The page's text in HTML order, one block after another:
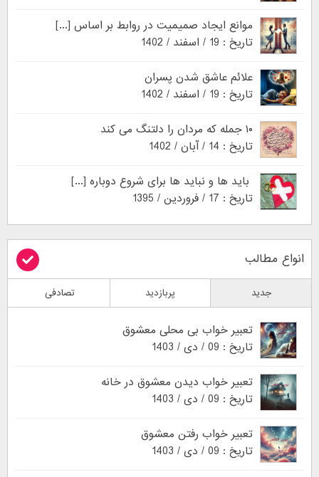
موانع ایجاد صمیمیت در روابط بر اساس [...]
تاریخ : 19 / اسفند / 1402
علائم عاشق شدن پسران
تاریخ : 19 / اسفند / 1402
۱۰ جمله که مردان را دلتنگ می کند
تاریخ : 14 / آبان / 1402
باید ها و نباید ها برای شروع دوباره [...]
تاریخ : 17 / فروردین / 1395
انواع مطالب
جدید پربازدید تصادفی
تعبیر خواب بی محلی معشوق
تاریخ : 09 / دی / 1403
تعبیر خواب دیدن معشوق در خانه
تاریخ : 09 / دی / 1403
تعبیر خواب رفتن معشوق
تاریخ : 09 / دی / 1403